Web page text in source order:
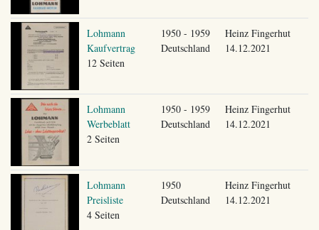
Lohmann
Kaufvertrag
12 Seiten
1950 - 1959
Deutschland
Heinz Fingerhut
14.12.2021
Lohmann
Werbeblatt
2 Seiten
1950 - 1959
Deutschland
Heinz Fingerhut
14.12.2021
Lohmann
Preisliste
4 Seiten
1950
Deutschland
Heinz Fingerhut
14.12.2021